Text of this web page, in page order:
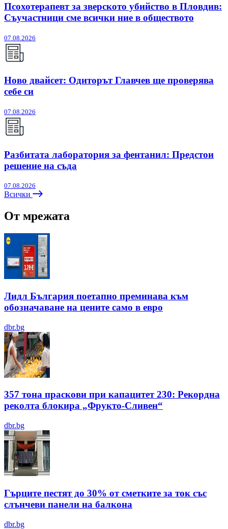
Псохотерапевт за зверското убийство в Пловдив:
Съучастници сме всички ние в обществото
07.08.2026
Ново двайсет: Одиторът Главчев ще проверява
себе си
07.08.2026
Разбитата лаборатория за фентанил: Предстои
решение на съда
07.08.2026
Всички
От мрежата
Лидл България поетапно преминава към
обозначаване на цените само в евро
dbr.bg
357 тона праскови при капацитет 230: Рекордна
реколта блокира „Фрукто-Сливен“
dbr.bg
Гърците пестят до 30% от сметките за ток със
слънчеви панели на балкона
dbr.bg